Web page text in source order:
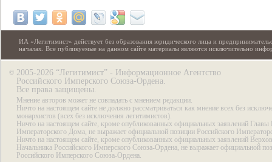
ИА «Легитимист» действует без образования юридического лица и
началах. Все публикуемые на данном сайте материалы являются исключительно
© 2005-2026 “Легитимист” - Информационное Агентство
Российского Имперского Союза-Ордена.
Все права защищены.
Мнение авторов может не совпадать с мнением редакции.
Ничто на настоящем сайте не должно рассматриваться как мнение всех без
монархистов (всех без исключения легитимистов).
Ничто на настоящем сайте, кроме опубликованных официальных заявлений Главы
Императорского Дома, не выражает официальной позиции Российского
Ничто на настоящем сайте, кроме опубликованных официальных заявлений
Начальника Российского Имперского Союза-Ордена, не выражает официальной
Российского Имперского Союза-Ордена.